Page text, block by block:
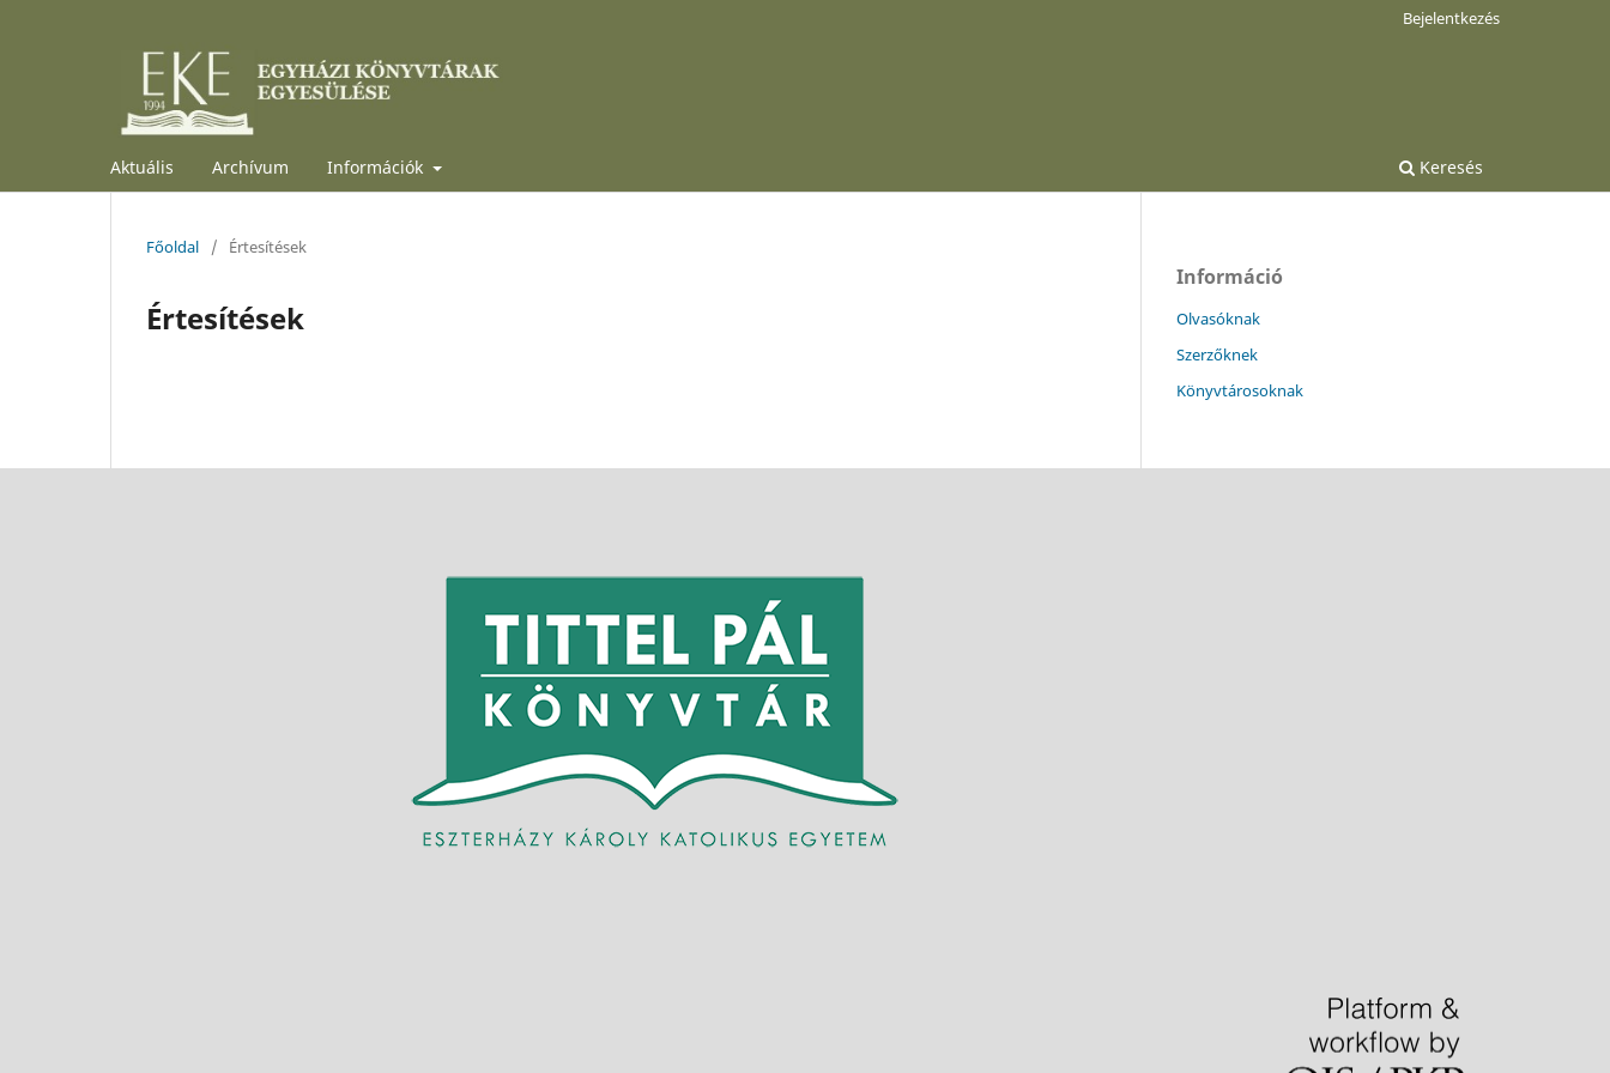
Aktuális Archívum Információk Keresés
Bejelentkezés
Főoldal / Értesítések
Értesítések
Információ
Olvasóknak
Szerzőknek
Könyvtárosoknak